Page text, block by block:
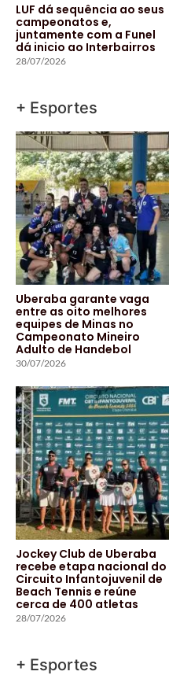
LUF dá sequência ao seus
campeonatos e,
juntamente com a Funel
dá inicio ao Interbairros
28/07/2026
+ Esportes
Uberaba garante vaga
entre as oito melhores
equipes de Minas no
Campeonato Mineiro
Adulto de Handebol
30/07/2026
Jockey Club de Uberaba
recebe etapa nacional do
Circuito Infantojuvenil de
Beach Tennis e reúne
cerca de 400 atletas
28/07/2026
+ Esportes